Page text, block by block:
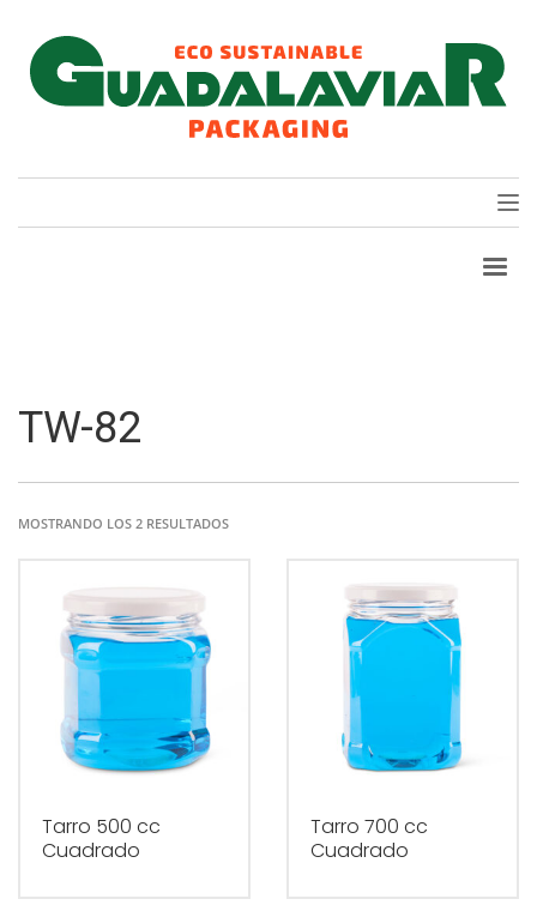
TW-82
MOSTRANDO LOS 2 RESULTADOS
Tarro 500 cc
Cuadrado
Tarro 700 cc
Cuadrado